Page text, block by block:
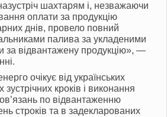
шахтарям і, незважаючи
оплати за продукцію
днів, провело повний
палива за укладеними
за відвантажену продукцію», —
очікує від українських
зустрічних кроків і виконання
по відвантаженню
строків та в задекларованих